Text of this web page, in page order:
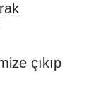
çıkıp